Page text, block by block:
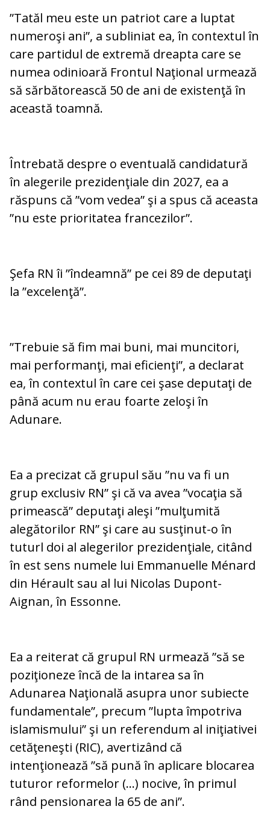
”Tatăl meu este un patriot care a luptat
numeroşi ani”, a subliniat ea, în contextul în
care partidul de extremă dreapta care se
numea odinioară Frontul Naţional urmează
să sărbătorească 50 de ani de existenţă în
această toamnă.
Întrebată despre o eventuală candidatură
în alegerile prezidenţiale din 2027, ea a
răspuns că ”vom vedea” şi a spus că aceasta
”nu este prioritatea francezilor”.
Şefa RN îi ”îndeamnă” pe cei 89 de deputaţi
la ”excelenţă”.
”Trebuie să fim mai buni, mai muncitori,
mai performanţi, mai eficienţi”, a declarat
ea, în contextul în care cei şase deputaţi de
până acum nu erau foarte zeloşi în
Adunare.
Ea a precizat că grupul său ”nu va fi un
grup exclusiv RN” şi că va avea ”vocaţia să
primească” deputaţi aleşi ”mulţumită
alegătorilor RN” şi care au susţinut-o în
tuturl doi al alegerilor prezidenţiale, citând
în est sens numele lui Emmanuelle Ménard
din Hérault sau al lui Nicolas Dupont-
Aignan, în Essonne.
Ea a reiterat că grupul RN urmează ”să se
poziţioneze încă de la intarea sa în
Adunarea Naţională asupra unor subiecte
fundamentale”, precum ”lupta împotriva
islamismului” şi un referendum al iniţiativei
cetăţeneşti (RIC), avertizând că
intenţionează ”să pună în aplicare blocarea
tuturor reformelor (…) nocive, în primul
rând pensionarea la 65 de ani”.